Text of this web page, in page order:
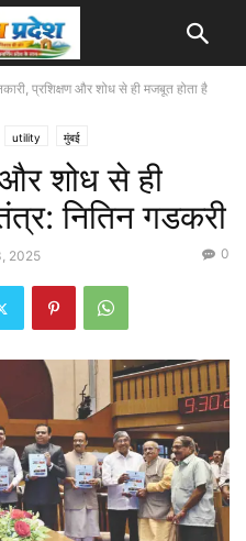
प्रशिक्षण और शोध से ही मजबूत होता है
utility मुंबई
और शोध से ही
नितिन गडकरी
2025 0